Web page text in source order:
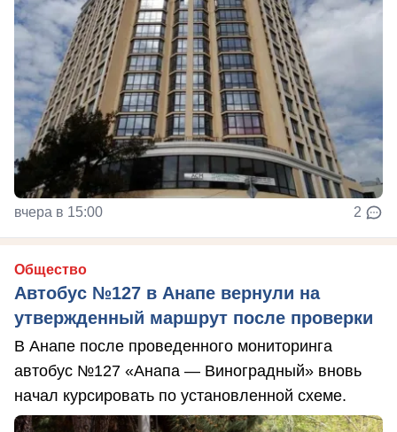
вчера в 15:00 2
Общество
Автобус №127 в Анапе вернули на
утвержденный маршрут после проверки
В Анапе после проведенного мониторинга
автобус №127 «Анапа — Виноградный» вновь
начал курсировать по установленной схеме.